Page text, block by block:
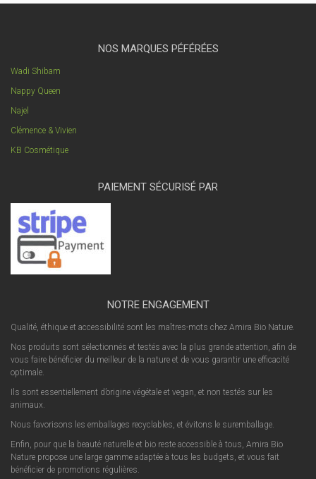
NOS MARQUES PÉFÉRÉES
Wadi Shibam
Nappy Queen
Najel
Clémence & Vivien
KB Cosmétique
PAIEMENT SÉCURISÉ PAR
NOTRE ENGAGEMENT
Qualité, éthique et accessibilité sont les maîtres-mots chez Amira Bio Nature.
Nos produits sont sélectionnés et testés avec la plus grande attention, afin de
vous faire bénéficier du meilleur de la nature et de vous garantir une efficacité
optimale.
Ils sont essentiellement d’origine végétale et vegan, et non testés sur les
animaux.
Nous favorisons les emballages recyclables, et évitons le suremballage.
Enfin, pour que la beauté naturelle et bio reste accessible à tous, Amira Bio
Nature propose une large gamme adaptée à tous les budgets, et vous fait
bénéficier de promotions régulières.